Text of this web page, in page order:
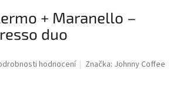
+ Maranello –
duo
hodnocení Značka: Johnny Coffee